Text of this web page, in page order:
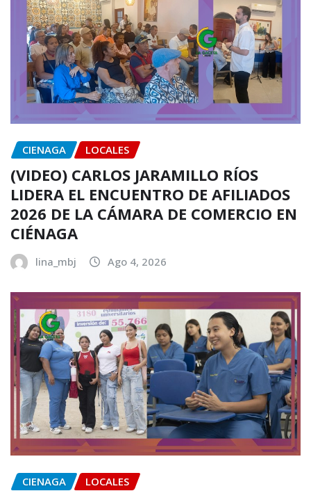
CIENAGA LOCALES
(VIDEO) CARLOS JARAMILLO RÍOS
LIDERA EL ENCUENTRO DE AFILIADOS
2026 DE LA CÁMARA DE COMERCIO EN
CIÉNAGA
lina_mbj Ago 4, 2026
CIENAGA LOCALES